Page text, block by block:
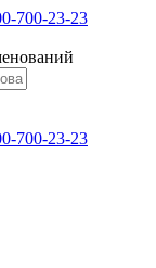
700-23-23
700-23-23